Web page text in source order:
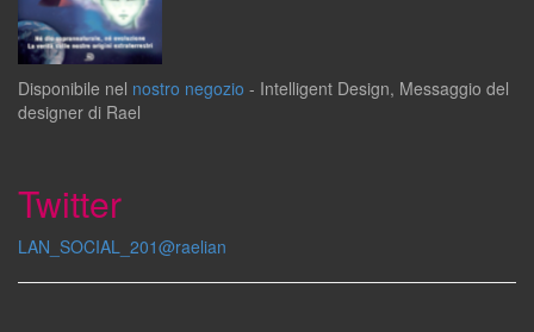
Disponibile nel nostro negozio - Intelligent Design, Messaggio del
designer di Rael
Twitter
LAN_SOCIAL_201@raelian